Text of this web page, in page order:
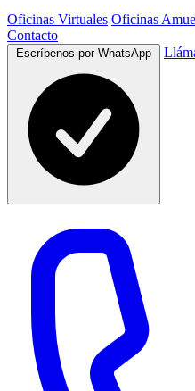
Oficinas Virtuales Oficinas
Contacto